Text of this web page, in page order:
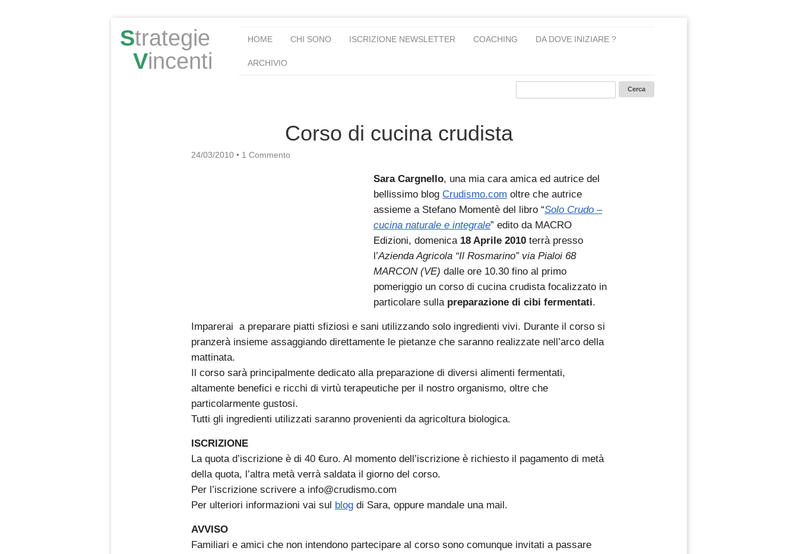
Strategie
Vincenti
HOME CHI SONO ISCRIZIONE NEWSLETTER COACHING DA DOVE INIZIARE ?
ARCHIVIO
Corso di cucina crudista
24/03/2010 • 1 Commento
Sara Cargnello, una mia cara amica ed autrice del
bellissimo blog Crudismo.com oltre che autrice
assieme a Stefano Momentè del libro “Solo Crudo –
cucina naturale e integrale” edito da MACRO
Edizioni, domenica 18 Aprile 2010 terrà presso
l’Azienda Agricola “Il Rosmarino” via Pialoi 68
MARCON (VE) dalle ore 10.30 fino al primo
pomeriggio un corso di cucina crudista focalizzato in
particolare sulla preparazione di cibi fermentati.
Imparerai a preparare piatti sfiziosi e sani utilizzando solo ingredienti vivi. Durante il corso si
pranzerà insieme assaggiando direttamente le pietanze che saranno realizzate nell’arco della
mattinata.
Il corso sarà principalmente dedicato alla preparazione di diversi alimenti fermentati,
altamente benefici e ricchi di virtù terapeutiche per il nostro organismo, oltre che
particolarmente gustosi.
Tutti gli ingredienti utilizzati saranno provenienti da agricoltura biologica.
ISCRIZIONE
La quota d’iscrizione è di 40 €uro. Al momento dell’iscrizione è richiesto il pagamento di metà
della quota, l’altra metà verrà saldata il giorno del corso.
Per l’iscrizione scrivere a info@crudismo.com
Per ulteriori informazioni vai sul blog di Sara, oppure mandale una mail.
AVVISO
Familiari e amici che non intendono partecipare al corso sono comunque invitati a passare